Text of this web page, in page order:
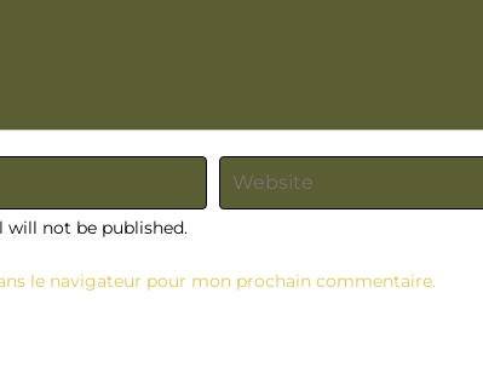
will not be published.
le navigateur pour mon prochain commentaire.